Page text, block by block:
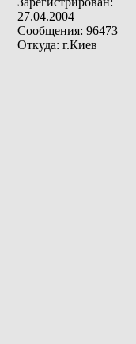
27.04.2004
Сообщения: 96473
Откуда: г.Киев